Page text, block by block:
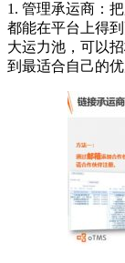
1. 管理承运商：
都能在平台上得
大运力池，可以
到最适合自己的优